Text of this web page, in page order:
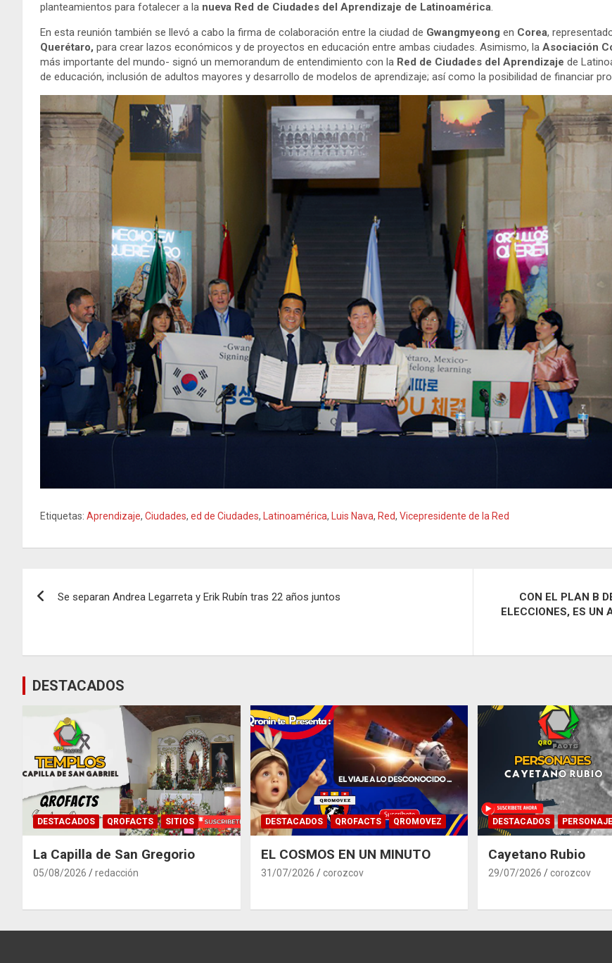
planteamientos para fotalecer a la nueva Red de Ciudades del Aprendizaje de Latinoamérica.
En esta reunión también se llevó a cabo la firma de colaboración entre la ciudad de Gwangmyeong en Corea,
Querétaro, para crear lazos económicos y de proyectos en educación entre ambas ciudades. Asimismo, la Asociación
más importante del mundo- signó un memorandum de entendimiento con la Red de Ciudades del Aprendizaje de
de educación, inclusión de adultos mayores y desarrollo de modelos de aprendizaje; así como la posibilidad de financiar
Etiquetas: Aprendizaje, Ciudades, ed de Ciudades, Latinoamérica, Luis Nava, Red, Vicepresidente de la Red
Se separan Andrea Legarreta y Erik Rubín tras 22 años juntos
CON EL PLAN B
ELECCIONES, ES UN
DESTACADOS
DESTACADOS QROFACTS SITIOS
La Capilla de San Gregorio
05/08/2026 redacción
DESTACADOS QROFACTS QROMOVEZ
EL COSMOS EN UN MINUTO
31/07/2026 corozcov
DESTACADOS
Cayetano Rubio
29/07/2026 corozcov